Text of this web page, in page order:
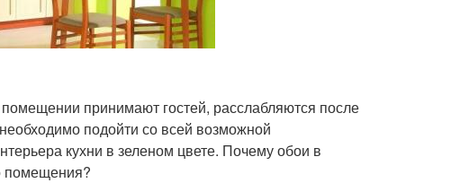
принимают гостей, расслабляются после
подойти со всей возможной
кухни в зеленом цвете. Почему обои в
помещения?